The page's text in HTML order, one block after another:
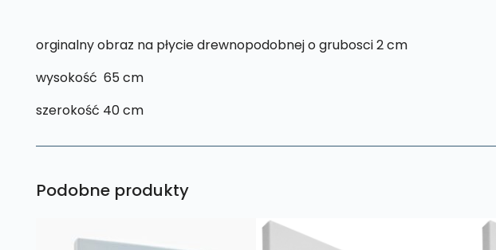
orginalny obraz na płycie drewnopodobnej o grubosci 2 cm
wysokość 65 cm
szerokość 40 cm
Podobne produkty